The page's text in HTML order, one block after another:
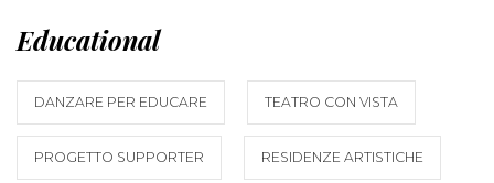
Educational
DANZARE PER EDUCARE TEATRO CON VISTA
PROGETTO SUPPORTER RESIDENZE ARTISTICHE